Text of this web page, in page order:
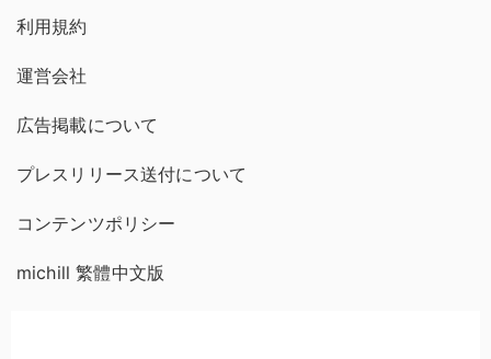
利用規約
運営会社
広告掲載について
プレスリリース送付について
コンテンツポリシー
michill 繁體中文版